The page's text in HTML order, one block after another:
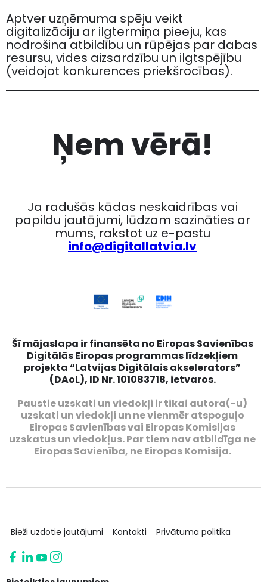
Aptver uzņēmuma spēju veikt
digitalizāciju ar ilgtermiņa pieeju, kas
nodrošina atbildību un rūpējas par dabas
resursu, vides aizsardzību un ilgtspējību
(veidojot konkurences priekšrocības).
Ņem vērā!
Ja radušās kādas neskaidrības vai
papildu jautājumi, lūdzam sazināties ar
mums, rakstot uz e-pastu
info@digitallatvia.lv
Šī mājaslapa ir finansēta no Eiropas Savienības
Digitālās Eiropas programmas līdzekļiem
projekta “Latvijas Digitālais akselerators”
(DAoL), ID Nr. 101083718, ietvaros.
Paustie uzskati un viedokļi ir tikai autora(-u)
uzskati un viedokļi un ne vienmēr atspoguļo
Eiropas Savienības vai Eiropas Komisijas
uzskatus un viedokļus. Par tiem nav atbildīga ne
Eiropas Savienība, ne Eiropas Komisija.
Bieži uzdotie jautājumi Kontakti Privātuma politika